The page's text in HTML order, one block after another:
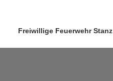
Freiwillige Feuerwehr Stanz